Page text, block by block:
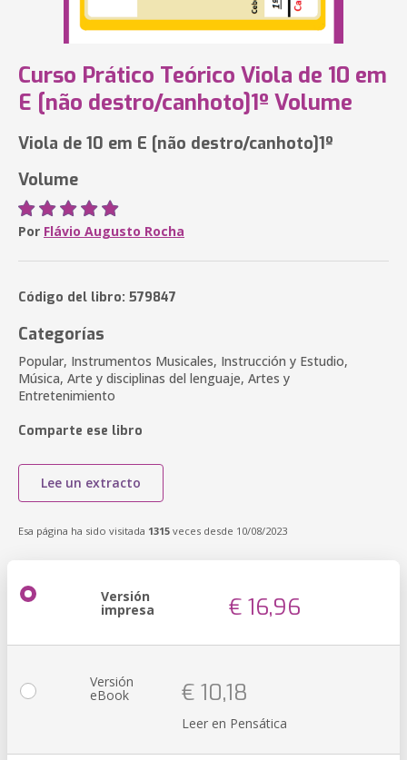
Curso Prático Teórico Viola de 10 em
E [não destro/canhoto]1º Volume
Viola de 10 em E [não destro/canhoto]1º
Volume
Por Flávio Augusto Rocha
Código del libro: 579847
Categorías
Popular, Instrumentos Musicales, Instrucción y Estudio,
Música, Arte y disciplinas del lenguaje, Artes y
Entretenimiento
Comparte ese libro
Lee un extracto
Esa página ha sido visitada 1315 veces desde 10/08/2023
Versión
impresa € 16,96
Versión
eBook € 10,18
Leer en Pensática